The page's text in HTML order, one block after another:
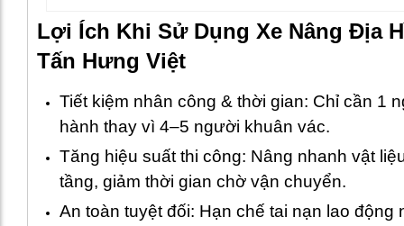
Lợi Ích Khi Sử Dụng Xe Nâng Địa
Tấn Hưng Việt
Tiết kiệm nhân công & thời gian: Chỉ cần 1
hành thay vì 4–5 người khuân vác.
Tăng hiệu suất thi công: Nâng nhanh vật
tầng, giảm thời gian chờ vận chuyển.
An toàn tuyệt đối: Hạn chế tai nạn lao động